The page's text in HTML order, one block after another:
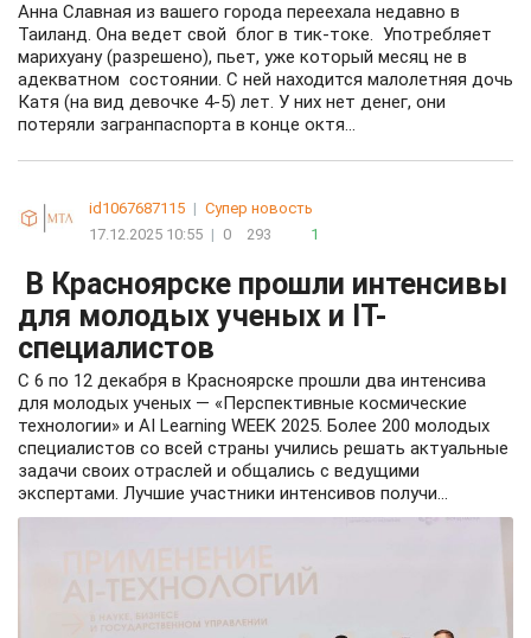
Анна Славная из вашего города переехала недавно в
Таиланд. Она ведет свой блог в тик-токе. Употребляет
марихуану (разрешено), пьет, уже который месяц не в
адекватном состоянии. С ней находится малолетняя дочь
Катя (на вид девочке 4-5) лет. У них нет денег, они
потеряли загранпаспорта в конце октя...
id1067687115 | Супер новость
17.12.2025 10:55 | 0 293 1
В Красноярске прошли интенсивы
для молодых ученых и IT-
специалистов
С 6 по 12 декабря в Красноярске прошли два интенсива
для молодых ученых — «Перспективные космические
технологии» и AI Learning WEEK 2025. Более 200 молодых
специалистов со всей страны учились решать актуальные
задачи своих отраслей и общались с ведущими
экспертами. Лучшие участники интенсивов получи...